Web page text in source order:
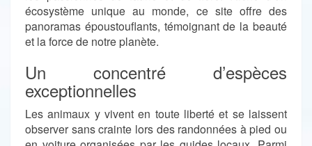
écosystème unique au monde, ce site offre des
panoramas époustouflants, témoignant de la beauté
et la force de notre planète.
Un concentré d’espèces
exceptionnelles
Les animaux y vivent en toute liberté et se laissent
observer sans crainte lors des randonnées à pied ou